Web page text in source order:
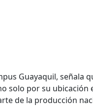
Guayaquil, señala
solo por su
de la producción